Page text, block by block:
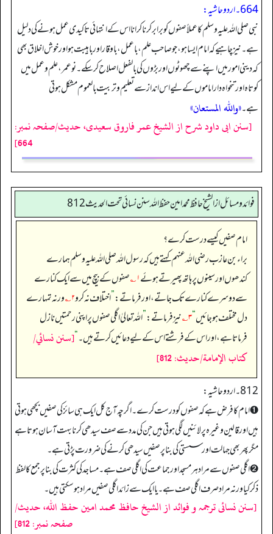
664۔ اردو حاشیہ:
نبی صلی اللہ علیہ وسلم کا عملاً صفوں کو برابر کرنا کرانا اس کے انتہائی تاکیدی عمل ہونے کی دلیل
ہے۔ نیز چاہیے کہ امام ایسا ہو، جو صاحب علم، باعمل، باوقار اور باہیبت ہو اور خوش اخلاق بھی
کہ دینی امور میں اپنے سے چھوٹوں اور بڑوں کی بالفعل اصلاح کر سکے۔ نوعمر، علم و عمل میں
کوتاہ اور تنحواہ دار اماموں کے لیے اس انداز سے تعلیم و تربیت بالعموم مشکل ہوتی
ہے۔«والله المستعان»
[سنن ابی داود شرح از الشیخ عمر فاروق سعیدی، حدیث/صفحہ نمبر:
664]
فوائد ومسائل از الشيخ حافظ محمد امين حفظ الله سنن نسائي تحت الحديث 812
امام صفیں کیسے درست کرے؟
براء بن عازب رضی اللہ عنہم کہتے ہیں کہ رسول اللہ صلی اللہ علیہ وسلم ہمارے
کندھوں اور سینوں پر ہاتھ پھیرتے ہوئے۱؎ صفوں کے بیچ میں سے ایک کنارے
سے دوسرے کنارے تک جاتے، اور فرماتے:”اختلاف نہ کرو۲؎ ورنہ تمہارے
دل مختلف ہو جائیں“۳؎ نیز فرماتے:”اللہ تعالیٰ اگلی صفوں پر اپنی رحمتیں نازل
فرماتا ہے، اور اس کے فرشتے اس کے لیے دعائیں کرتے ہیں۔‏‏‏‏“[سنن نسائي/
كتاب الإمامة/حدیث: 812]
812 ۔ اردو حاشیہ:
➊ امام کا فرض ہے کہ صفوں کو درست کرے۔ اگرچہ آج کل ایک ہی سائز کی صفیں بچھی ہوتی
ہیں اور قالین وغیرہ پر لائنیں لگی ہوتی ہیں جن کی مدد سے صف سیدھی کرنا بہت آسان ہوتا ہے
مگر پھر بھی جہالت اور سستی کی بنا پر صفیں سیدھی کرنے کی ضرورت پڑتی ہے۔
➋ اگلی صفوں سے مراد ہر مسجد اور جماعت کی اگلی صف ہے۔ مساجد کی کثرت کی بنا پر جمع کا لفظ
ذکرکیا ورنہ مراد صرف اگلی صف ہے۔ یا ایک سے زائد اگلی صفیں مراد ہو سکتی ہیں۔
[سنن نسائی ترجمہ و فوائد از الشیخ حافظ محمد امین حفظ اللہ، حدیث/
صفحہ نمبر: 812]